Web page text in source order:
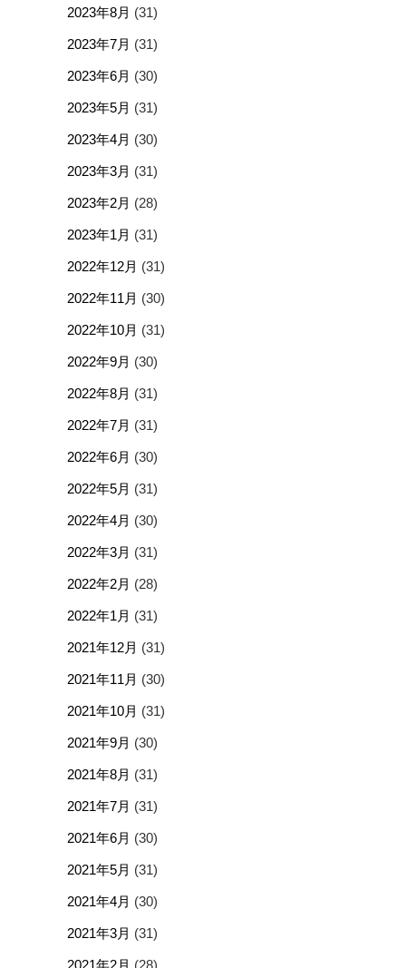
2023年8月 (31)
2023年7月 (31)
2023年6月 (30)
2023年5月 (31)
2023年4月 (30)
2023年3月 (31)
2023年2月 (28)
2023年1月 (31)
2022年12月 (31)
2022年11月 (30)
2022年10月 (31)
2022年9月 (30)
2022年8月 (31)
2022年7月 (31)
2022年6月 (30)
2022年5月 (31)
2022年4月 (30)
2022年3月 (31)
2022年2月 (28)
2022年1月 (31)
2021年12月 (31)
2021年11月 (30)
2021年10月 (31)
2021年9月 (30)
2021年8月 (31)
2021年7月 (31)
2021年6月 (30)
2021年5月 (31)
2021年4月 (30)
2021年3月 (31)
2021年2月 (28)